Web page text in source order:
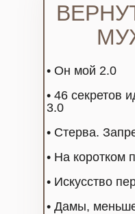
• Он мой 2.0
• 46 секретов
3.0
• Стерва.
• На коротком
• Искусство
• Дамы,